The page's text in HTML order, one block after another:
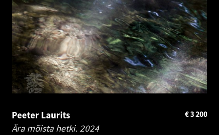
Peeter Laurits
Ära mõista hetki. 2024
3 200
€